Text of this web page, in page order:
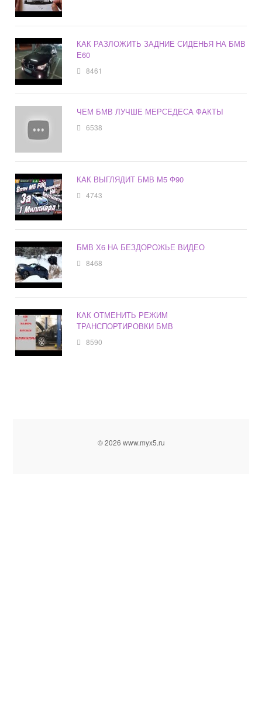
КАК РАЗЛОЖИТЬ ЗАДНИЕ СИДЕНЬЯ НА БМВ
Е60
8461
ЧЕМ БМВ ЛУЧШЕ МЕРСЕДЕСА ФАКТЫ
6538
КАК ВЫГЛЯДИТ БМВ М5 Ф90
4743
БМВ Х6 НА БЕЗДОРОЖЬЕ ВИДЕО
8468
КАК ОТМЕНИТЬ РЕЖИМ
ТРАНСПОРТИРОВКИ БМВ
8590
© 2026 www.myx5.ru